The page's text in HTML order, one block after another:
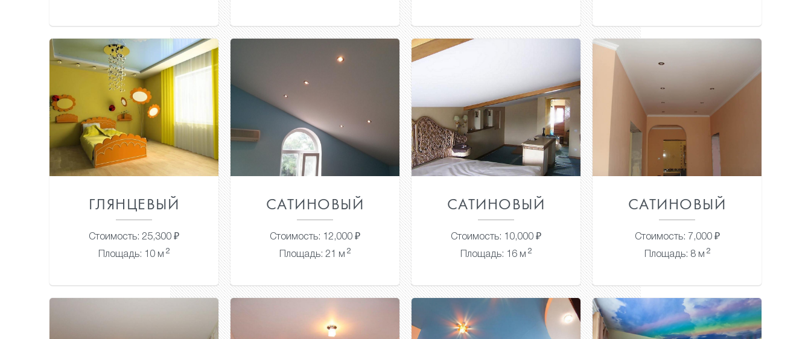
ГЛЯНЦЕВЫЙ
Стоимость: 25,300 ₽
Площадь: 10 м 2
САТИНОВЫЙ
Стоимость: 12,000 ₽
Площадь: 21 м 2
САТИНОВЫЙ
Стоимость: 10,000 ₽
Площадь: 16 м 2
САТИНОВЫЙ
Стоимость: 7,000 ₽
Площадь: 8 м 2